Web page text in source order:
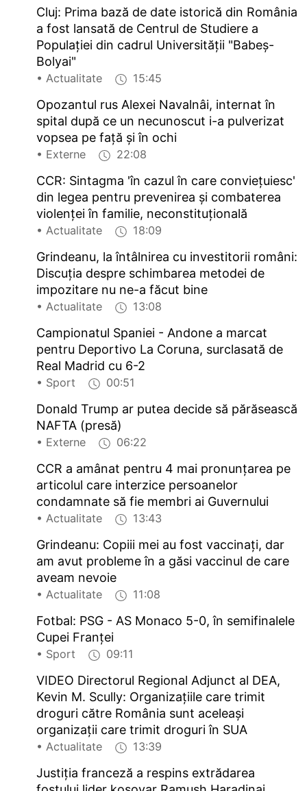
Cluj: Prima bază de date istorică din România
a fost lansată de Centrul de Studiere a
Populației din cadrul Universității "Babeș-
Bolyai"
• Actualitate 15:45
Opozantul rus Alexei Navalnâi, internat în
spital după ce un necunoscut i-a pulverizat
vopsea pe față și în ochi
• Externe 22:08
CCR: Sintagma 'în cazul în care conviețuiesc'
din legea pentru prevenirea și combaterea
violenței în familie, neconstituțională
• Actualitate 18:09
Grindeanu, la întâlnirea cu investitorii români:
Discuția despre schimbarea metodei de
impozitare nu ne-a făcut bine
• Actualitate 13:08
Campionatul Spaniei - Andone a marcat
pentru Deportivo La Coruna, surclasată de
Real Madrid cu 6-2
• Sport 00:51
Donald Trump ar putea decide să părăsească
NAFTA (presă)
• Externe 06:22
CCR a amânat pentru 4 mai pronunțarea pe
articolul care interzice persoanelor
condamnate să fie membri ai Guvernului
• Actualitate 13:43
Grindeanu: Copiii mei au fost vaccinați, dar
am avut probleme în a găsi vaccinul de care
aveam nevoie
• Actualitate 11:08
Fotbal: PSG - AS Monaco 5-0, în semifinalele
Cupei Franței
• Sport 09:11
VIDEO Directorul Regional Adjunct al DEA,
Kevin M. Scully: Organizațiile care trimit
droguri către România sunt aceleași
organizații care trimit droguri în SUA
• Actualitate 13:39
Justiția franceză a respins extrădarea